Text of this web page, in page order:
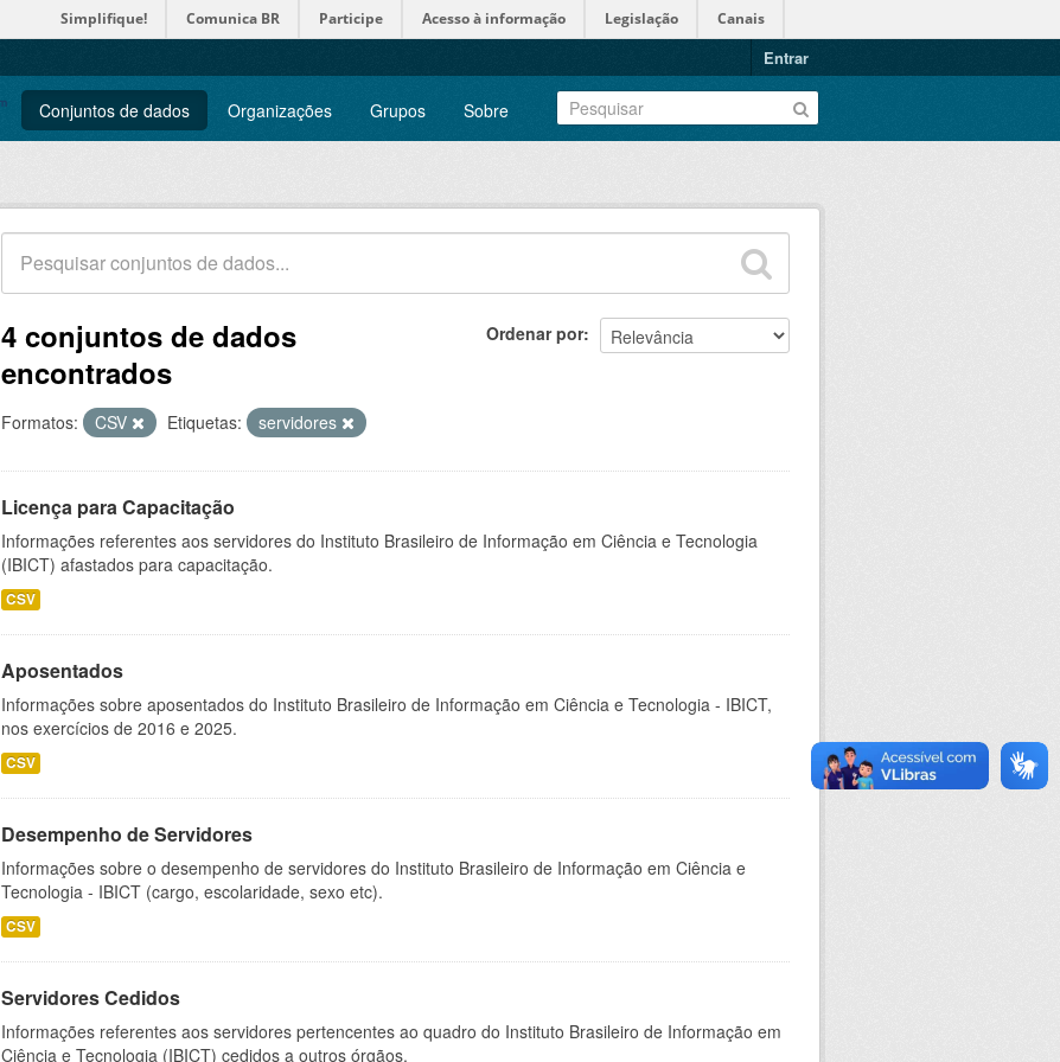
Simplifique! Comunica BR Participe Acesso à informação Legislação Canais
Entrar
Conjuntos de dados Organizações Grupos Sobre
Ordenar por
4 conjuntos de dados
encontrados
Formatos: CSV Etiquetas: servidores
Licença para Capacitação
Informações referentes aos servidores do Instituto Brasileiro de Informação em Ciência e Tecnologia
(IBICT) afastados para capacitação.
CSV
Aposentados
Informações sobre aposentados do Instituto Brasileiro de Informação em Ciência e Tecnologia - IBICT,
nos exercícios de 2016 e 2025.
CSV
Desempenho de Servidores
Informações sobre o desempenho de servidores do Instituto Brasileiro de Informação em Ciência e
Tecnologia - IBICT (cargo, escolaridade, sexo etc).
CSV
Servidores Cedidos
Informações referentes aos servidores pertencentes ao quadro do Instituto Brasileiro de Informação em
Ciência e Tecnologia (IBICT) cedidos a outros órgãos.